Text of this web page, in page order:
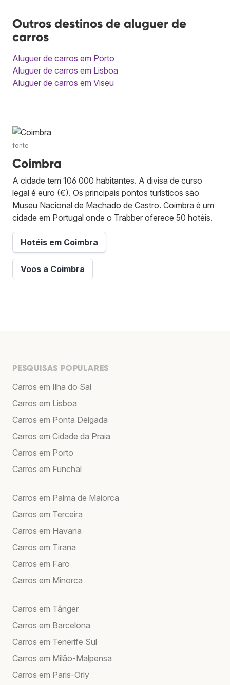
Outros destinos de aluguer de
carros
Aluguer de carros em Porto
Aluguer de carros em Lisboa
Aluguer de carros em Viseu
fonte
Coimbra
A cidade tem 106 000 habitantes. A divisa de curso
legal é euro (€). Os principais pontos turísticos são
Museu Nacional de Machado de Castro. Coimbra é um
cidade em Portugal onde o Trabber oferece 50 hotéis.
Hotéis em Coimbra
Voos a Coimbra
PESQUISAS POPULARES
Carros em Ilha do Sal
Carros em Lisboa
Carros em Ponta Delgada
Carros em Cidade da Praia
Carros em Porto
Carros em Funchal
Carros em Palma de Maiorca
Carros em Terceira
Carros em Havana
Carros em Tirana
Carros em Faro
Carros em Minorca
Carros em Tânger
Carros em Barcelona
Carros em Tenerife Sul
Carros em Milão-Malpensa
Carros em Paris-Orly